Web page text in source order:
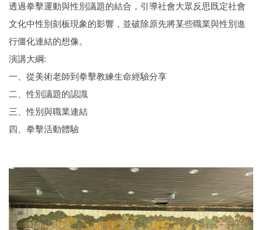
透過拳擊運動與性別議題的結合，引導社會大眾反思既定社會
文化中性別刻板現象的影響，並破除原先將某些職業與性別進
行僵化連結的想像。
演講大綱:
一、從美術老師到拳擊教練生命經驗分享
二、性別議題的認識
三、性別與職業連結
四、拳擊活動體驗